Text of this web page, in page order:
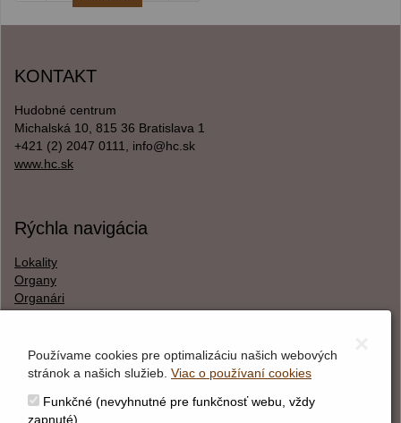
KONTAKT
Hudobné centrum
Michalská 10, 815 36 Bratislava 1
+421 (2) 2047 0111, info@hc.sk
www.hc.sk
Rýchla navigácia
Lokality
Organy
Organári
O webstránke
Správca obsahu
Používame cookies pre optimalizáciu našich webových
stránok a našich služieb. Viac o používaní cookies
Funkčné (nevyhnutné pre funkčnosť webu, vždy
zapnuté)